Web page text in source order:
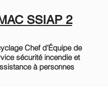
SSIAP 2
Chef d’Équipe de
sécurité incendie et
à personnes